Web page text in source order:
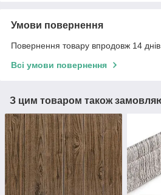
Умови повернення
Повернення товару впродовж 14
Всі умови повернення
З цим товаром також